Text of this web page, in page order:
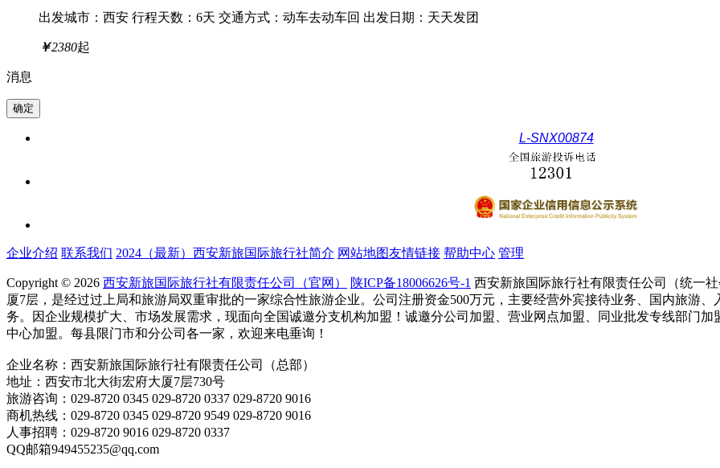
出发城市：西安 行程天数：6天 交通方式：动车去动车回 出发日期：天天发团
￥2380起
消息
L-SNX00874
企业介绍 联系我们 2024（最新）西安新旅国际旅行社简介 网站地图友情链接 帮助中心 管理
Copyright © 2026 西安新旅国际旅行社有限责任公司（官网） 陕ICP备18006626号-1 西安新旅国际旅行社有限责任公司（统一
厦7层，是经过过上局和旅游局双重审批的一家综合性旅游企业。公司注册资金500万元，主要经营外宾接待业务、国内旅游
务。因企业规模扩大、市场发展需求，现面向全国诚邀分支机构加盟！诚邀分公司加盟、营业网点加盟、同业批发专线部门
中心加盟。每县限门市和分公司各一家，欢迎来电垂询！
企业名称：西安新旅国际旅行社有限责任公司（总部）
地址：西安市北大街宏府大厦7层730号
旅游咨询：029-8720 0345 029-8720 0337 029-8720 9016
商机热线：029-8720 0345 029-8720 9549 029-8720 9016
人事招聘：029-8720 9016 029-8720 0337
QQ邮箱949455235@qq.com